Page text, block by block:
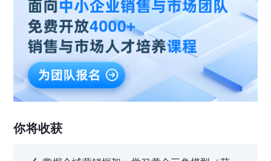
三节课X工信部AI岗位能力认证 · 全国合伙人招
募！
你将收获